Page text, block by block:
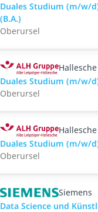
Duales Studium (m/w/
(B.A.)
Oberursel
Duales Studium (m/w/
Oberursel
Duales Studium (m/w/
Oberursel
Siemens
Data Science und